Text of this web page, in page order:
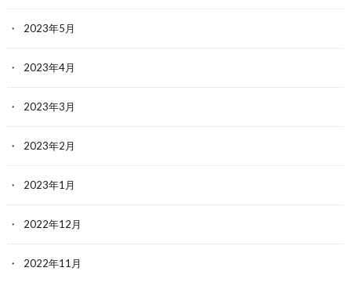
2023年5月
2023年4月
2023年3月
2023年2月
2023年1月
2022年12月
2022年11月